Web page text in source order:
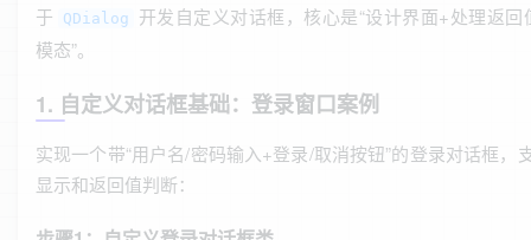
于
QDialog
开发自定义对话框，核心是“设计界面+处理返回
模态”。
1. 自定义对话框基础：登录窗口案例
实现一个带“用户名/密码输入+登录/取消按钮”的登录对话框，
显示和返回值判断：